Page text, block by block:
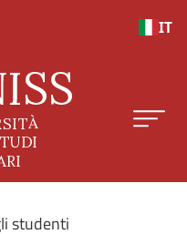
IT
studenti